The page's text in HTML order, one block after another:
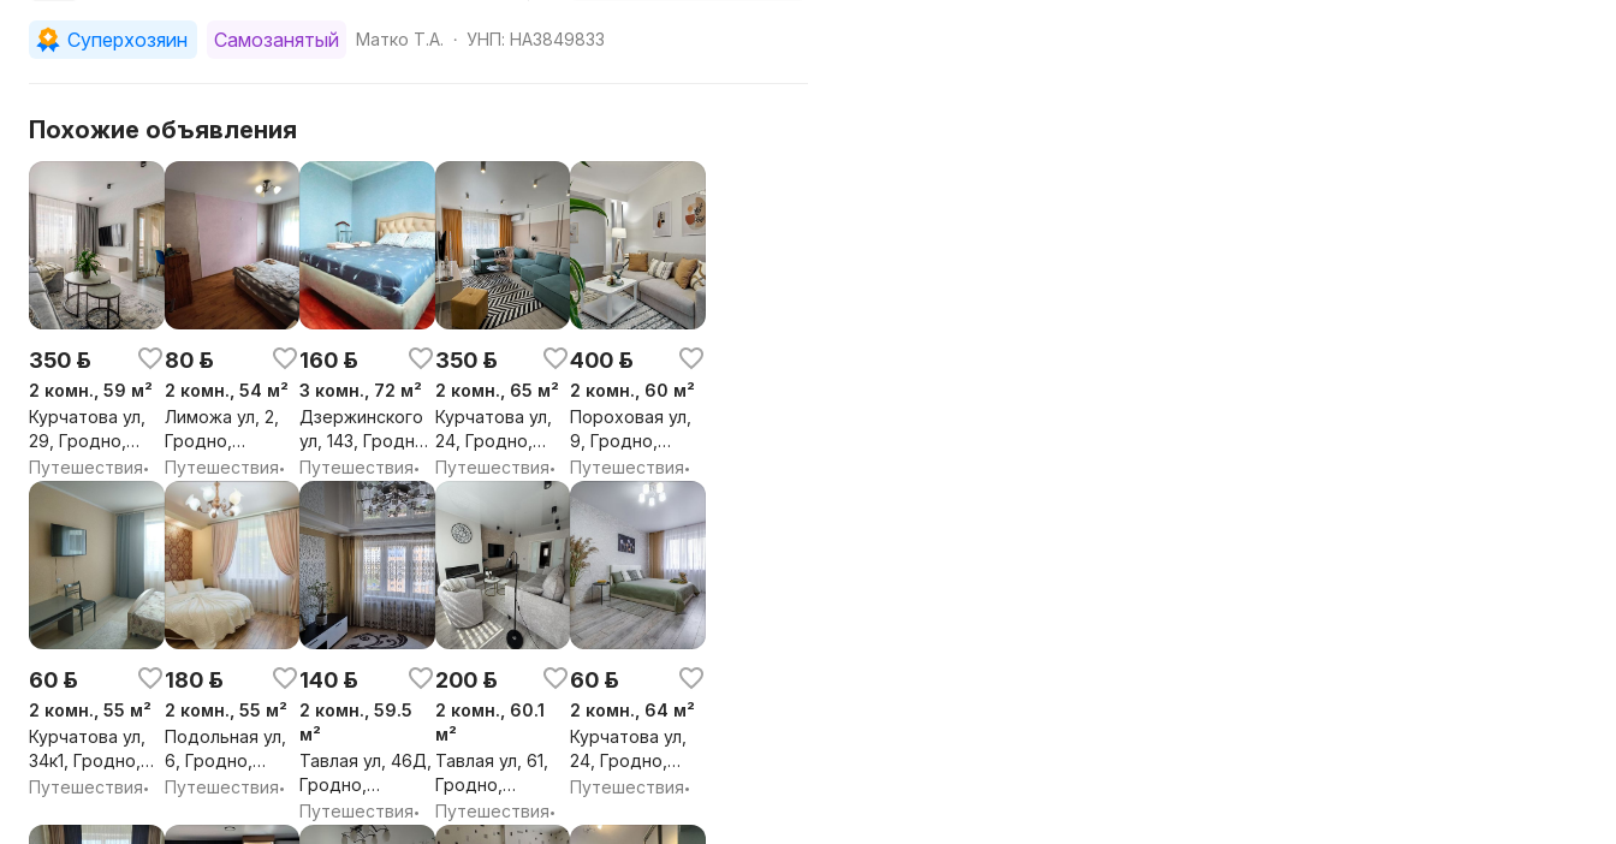
полотенце;
фен;
электрический чайник;
чай , кофе.
ДЛЯ МЕРОПРИЯТИЙ квартира НЕ СДАЁТСЯ!!
При себе необходимо иметь документы удостоверяющие личность (ПАСПОРТ).
Лицам моложе 20 лет просьба не беспокоить!
Суперхозяин Самозанятый Матко Т.А. • УНП: HA3849833
Похожие объявления
350 р.
2 комн., 59 м²
Курчатова ул,
29, Гродно,
Гродненская
обл.
Путешествия•
80 р.
2 комн., 54 м²
Лиможа ул, 2,
Гродно,
Гродненская
обл.
Путешествия•
160 р.
3 комн., 72 м²
Дзержинского
ул, 143, Гродно,
Гродненская
обл.
Путешествия•
350 р.
2 комн., 65 м²
Курчатова ул,
24, Гродно,
Гродненская
обл.
Путешествия•
400 р.
2 комн., 60 м²
Пороховая ул,
9, Гродно,
Гродненская
обл.
Путешествия•
60 р.
2 комн., 55 м²
Курчатова ул,
34к1, Гродно,
Гродненская
Путешествия•
180 р.
2 комн., 55 м²
Подольная ул,
6, Гродно,
Гродненская
Путешествия•
140 р.
2 комн., 59.5
м²
Тавлая ул, 46Д,
Гродно,
Гродненская
обл.
Путешествия•
200 р.
2 комн., 60.1
м²
Тавлая ул, 61,
Гродно,
Гродненская
обл.
Путешествия•
60 р.
2 комн., 64 м²
Курчатова ул,
24, Гродно,
Гродненская
Путешествия•